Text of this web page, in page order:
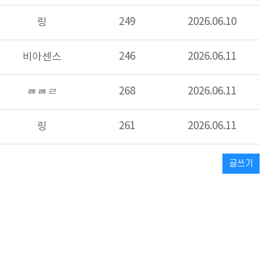
링 249 2026.06.10
비아센스 246 2026.06.11
ㅀㅀㄹ 268 2026.06.11
링 261 2026.06.11
글쓰기